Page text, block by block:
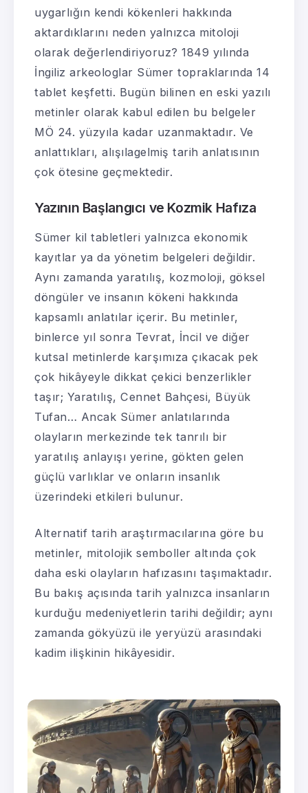
uygarlığın kendi kökenleri hakkında
aktardıklarını neden yalnızca mitoloji
olarak değerlendiriyoruz? 1849 yılında
İngiliz arkeologlar Sümer topraklarında 14
tablet keşfetti. Bugün bilinen en eski yazılı
metinler olarak kabul edilen bu belgeler
MÖ 24. yüzyıla kadar uzanmaktadır. Ve
anlattıkları, alışılagelmiş tarih anlatısının
çok ötesine geçmektedir.
Yazının Başlangıcı ve Kozmik Hafıza
Sümer kil tabletleri yalnızca ekonomik
kayıtlar ya da yönetim belgeleri değildir.
Aynı zamanda yaratılış, kozmoloji, göksel
döngüler ve insanın kökeni hakkında
kapsamlı anlatılar içerir. Bu metinler,
binlerce yıl sonra Tevrat, İncil ve diğer
kutsal metinlerde karşımıza çıkacak pek
çok hikâyeyle dikkat çekici benzerlikler
taşır; Yaratılış, Cennet Bahçesi, Büyük
Tufan… Ancak Sümer anlatılarında
olayların merkezinde tek tanrılı bir
yaratılış anlayışı yerine, gökten gelen
güçlü varlıklar ve onların insanlık
üzerindeki etkileri bulunur.
Alternatif tarih araştırmacılarına göre bu
metinler, mitolojik semboller altında çok
daha eski olayların hafızasını taşımaktadır.
Bu bakış açısında tarih yalnızca insanların
kurduğu medeniyetlerin tarihi değildir; aynı
zamanda gökyüzü ile yeryüzü arasındaki
kadim ilişkinin hikâyesidir.